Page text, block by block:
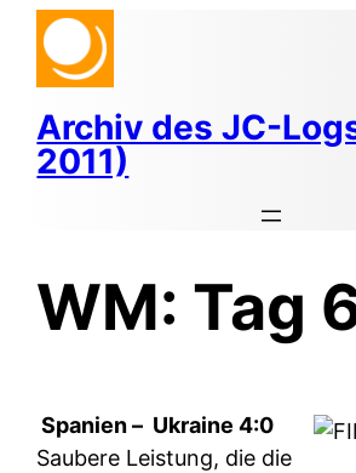
Zum
Inhalt
springen
Archiv des JC-
2011)
WM: Tag
Spanien – Ukraine 4:0
Saubere Leistung, die die